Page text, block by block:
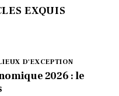
EXQUIS
D'EXCEPTION
2026 : le